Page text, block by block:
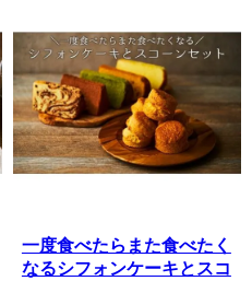
一度食べたらまた食べたく
なるシフォンケーキとスコ